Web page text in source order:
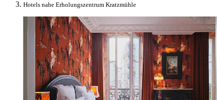
Hotels nahe Erholungszentrum Kratzmühle